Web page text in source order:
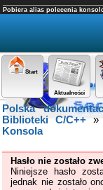
Pobiera alias polecenia
Start
Aktualności
Polska
Biblioteki C/C++ »
Konsola
Hasło nie zostało
Niniejsze hasło
jednak nie zostało